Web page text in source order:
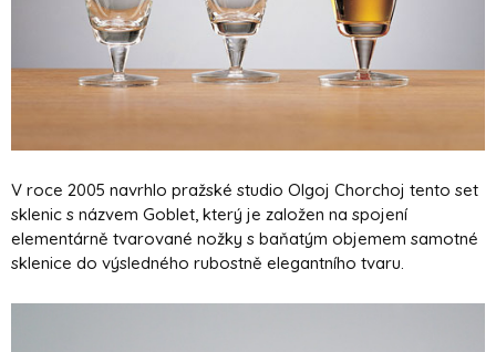
V roce 2005 navrhlo pražské studio Olgoj Chorchoj tento set
sklenic s názvem Goblet, který je založen na spojení
elementárně tvarované nožky s baňatým objemem samotné
sklenice do výsledného rubostně elegantního tvaru.